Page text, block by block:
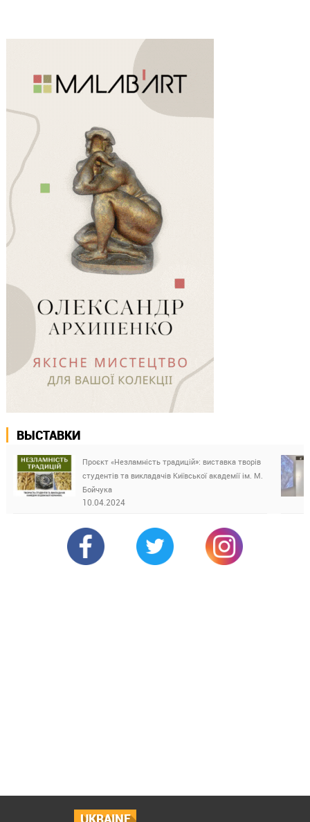
ВЫСТАВКИ
Проєкт «Незламність традицій»: виставка творів
студентів та викладачів Київської академії ім. М.
Бойчука
10.04.2024
UKRAINE